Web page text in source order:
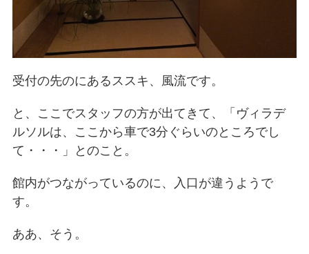
受付の先のにあるススキ、風流です。
と、ここでスタッフの方が出てきて、「ヴィラデ
ルソルは、ここから車で3分ぐらいのところでし
て・・・」とのこと。
館内がつながっているのに、入口が違うようで
す。
ああ、そう。